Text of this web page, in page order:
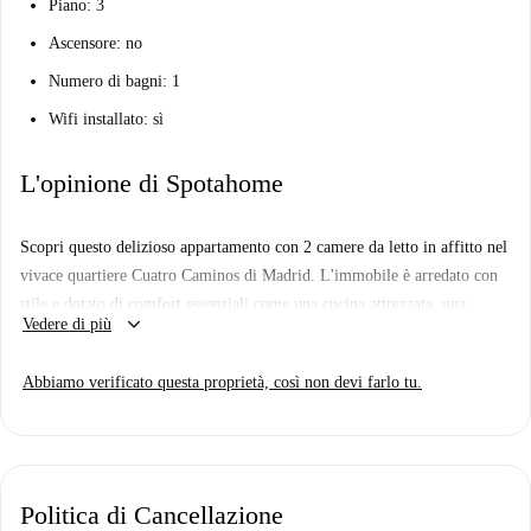
Piano: 3
Ascensore: no
Numero di bagni: 1
Wifi installato: sì
L'opinione di Spotahome
Scopri questo delizioso appartamento con 2 camere da letto in affitto nel
vivace quartiere Cuatro Caminos di Madrid. L'immobile è arredato con
stile e dotato di comfort essenziali come una cucina attrezzata, una
lavatrice privata, una lavastoviglie e un balcone. Godetevi il comfort
single o coppie. Tutte le spese sono incluse entro un ragionevole limite,
Naomi e Masaymas, raggiungibili a piedi. Per quanto riguarda le visite
Vedere di più keyboard_arrow_down
Abbiamo verificato questa proprietà, così non devi farlo tu.
Politica di Cancellazione